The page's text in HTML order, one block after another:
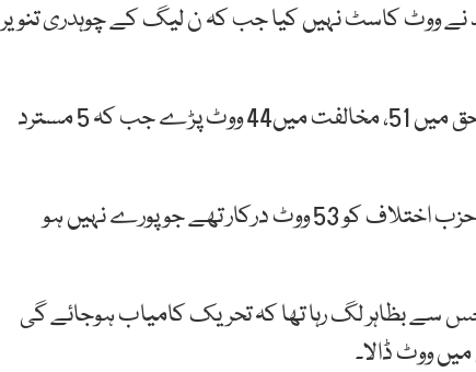
نے ووٹ کاسٹ نہیں کیا جب کہ ن لیگ کے چوہدری تنویر
آج مجموعی طور پر 100 اراکین نے ووٹ ڈالا اور تحریک کے حق میں 51، مخالفت میں44 ووٹ پڑے جب کہ 5 مسترد
چیئرمین سینیٹ کیخلاف تحریک کامیاب بنانے کے لیے حزب اختلاف کو 53 ووٹ درکار تھے جو پورے نہیں ہو
حکومت اور اتحادی اراکین کی تعداد 36 تھی جس سے بظاہر لگ رہا تھا کہ تحریک کامیاب ہوجائے گی